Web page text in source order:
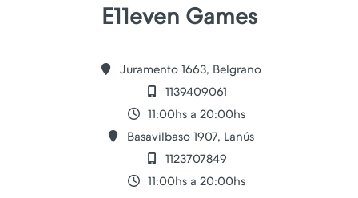
E11even Games
Juramento 1663, Belgrano
1139409061
11:00hs a 20:00hs
Basavilbaso 1907, Lanús
1123707849
11:00hs a 20:00hs